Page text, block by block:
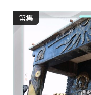
第集